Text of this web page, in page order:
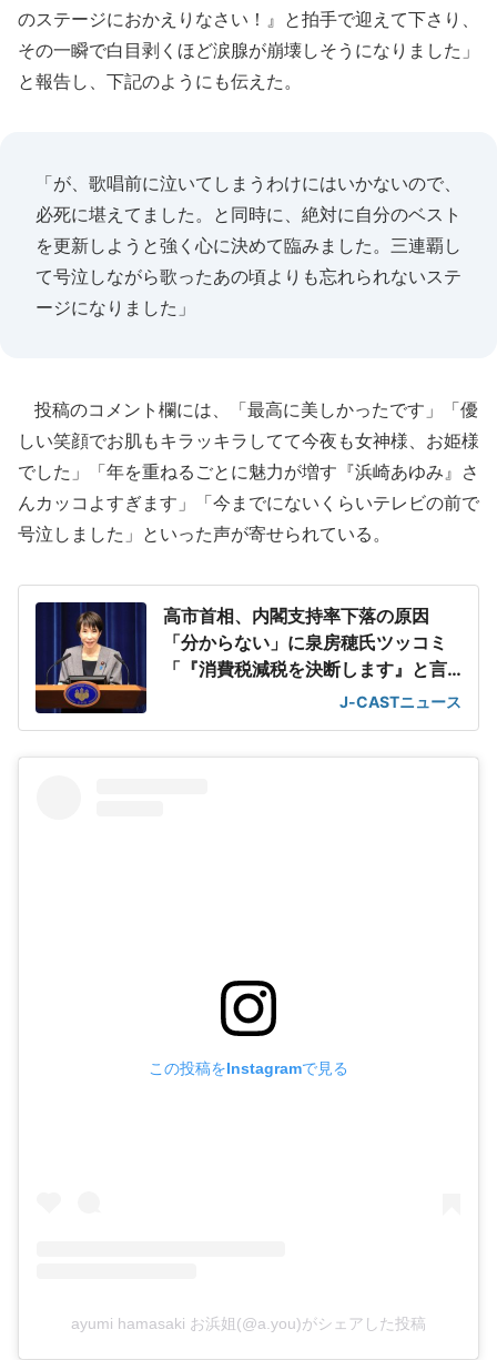
のステージにおかえりなさい！』と拍手で迎えて下さり、
その一瞬で白目剥くほど涙腺が崩壊しそうになりました」
と報告し、下記のようにも伝えた。
「が、歌唱前に泣いてしまうわけにはいかないので、
必死に堪えてました。と同時に、絶対に自分のベスト
を更新しようと強く心に決めて臨みました。三連覇し
て号泣しながら歌ったあの頃よりも忘れられないステ
ージになりました」
投稿のコメント欄には、「最高に美しかったです」「優
しい笑顔でお肌もキラッキラしてて今夜も女神様、お姫様
でした」「年を重ねるごとに魅力が増す『浜崎あゆみ』さ
んカッコよすぎます」「今までにないくらいテレビの前で
号泣しました」といった声が寄せられている。
高市首相、内閣支持率下落の原因
「分からない」に泉房穂氏ツッコミ
「『消費税減税を決断します』と言
J-CASTニュース
この投稿をInstagramで見る
ayumi hamasaki お浜姐(@a.you)がシェアした投稿